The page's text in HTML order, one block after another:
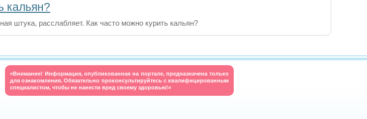
кальян?
штука, расслабляет. Как часто можно курить кальян?
«Внимание! Информация, опубликованная на портале, предназначена только
для ознакомления. Обязательно проконсультируйтесь с квалифицированным
специалистом, чтобы не нанести вред своему здоровью!»